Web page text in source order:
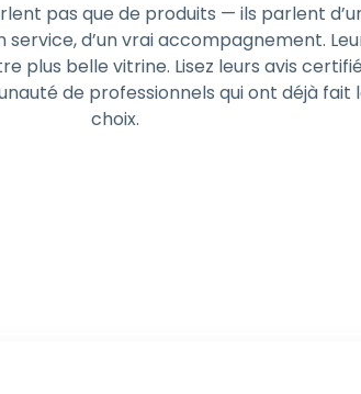
pas que de produits — ils parlent
service, d’un vrai accompagnement.
plus belle vitrine. Lisez leurs avis
de professionnels qui ont déjà fait
choix.